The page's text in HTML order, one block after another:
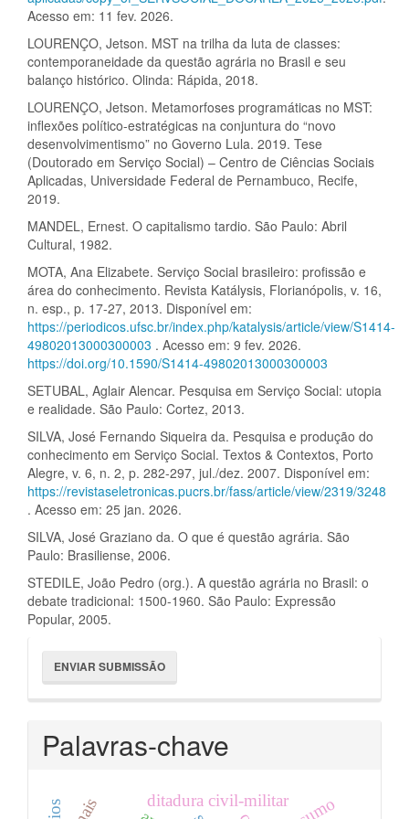
Acesso em: 11 fev. 2026.
LOURENÇO, Jetson. MST na trilha da luta de classes:
contemporaneidade da questão agrária no Brasil e seu
balanço histórico. Olinda: Rápida, 2018.
LOURENÇO, Jetson. Metamorfoses programáticas no MST:
inflexões político-estratégicas na conjuntura do “novo
desenvolvimentismo” no Governo Lula. 2019. Tese
(Doutorado em Serviço Social) – Centro de Ciências Sociais
Aplicadas, Universidade Federal de Pernambuco, Recife,
2019.
MANDEL, Ernest. O capitalismo tardio. São Paulo: Abril
Cultural, 1982.
MOTA, Ana Elizabete. Serviço Social brasileiro: profissão e
área do conhecimento. Revista Katálysis, Florianópolis, v. 16,
n. esp., p. 17-27, 2013. Disponível em:
https://periodicos.ufsc.br/index.php/katalysis/article/view/S1414-
49802013000300003 . Acesso em: 9 fev. 2026.
https://doi.org/10.1590/S1414-49802013000300003
SETUBAL, Aglair Alencar. Pesquisa em Serviço Social: utopia
e realidade. São Paulo: Cortez, 2013.
SILVA, José Fernando Siqueira da. Pesquisa e produção do
conhecimento em Serviço Social. Textos & Contextos, Porto
Alegre, v. 6, n. 2, p. 282-297, jul./dez. 2007. Disponível em:
https://revistaseletronicas.pucrs.br/fass/article/view/2319/3248
. Acesso em: 25 jan. 2026.
SILVA, José Graziano da. O que é questão agrária. São
Paulo: Brasiliense, 2006.
STEDILE, João Pedro (org.). A questão agrária no Brasil: o
debate tradicional: 1500-1960. São Paulo: Expressão
Popular, 2005.
Enviar
Submissão
ENVIAR SUBMISSÃO
Palavras-chave
ditadura civil-militar